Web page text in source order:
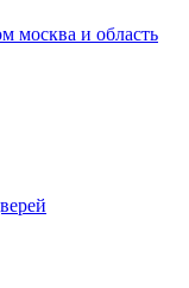
москва и область